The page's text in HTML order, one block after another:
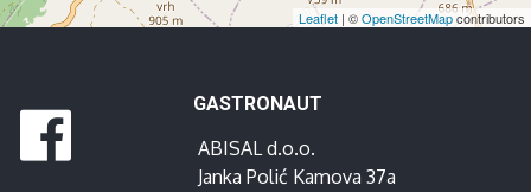
Leaflet | ©OpenStreetMapcontributors
GASTRONAUT
ABISAL d.o.o.
Janka Polić Kamova 37a